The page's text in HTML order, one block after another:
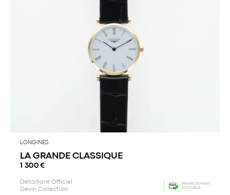
LONGINES
LA GRANDE CLASSIQUE
1 300 €
Détaillant Officiel
Devin Collection
FINANCEMENT
POSSIBLE